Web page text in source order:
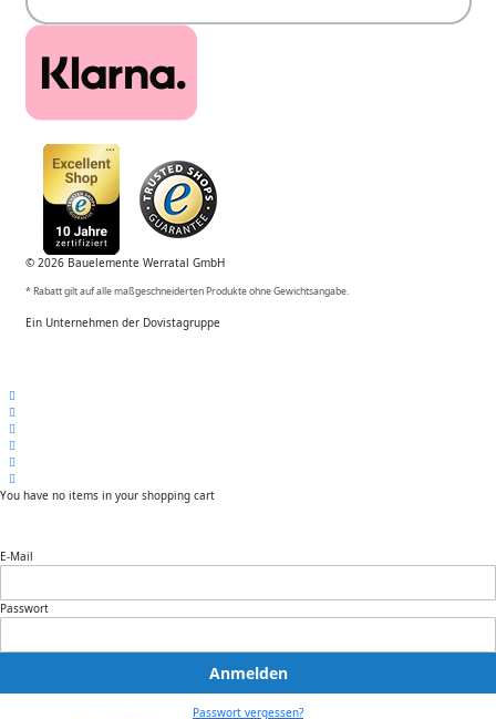
© 2026 Bauelemente Werratal GmbH
* Rabatt gilt auf alle maßgeschneiderten Produkte ohne Gewichtsangabe.
Ein Unternehmen der Dovistagruppe
You have no items in your shopping cart
E-Mail
Passwort
Anmelden
Passwort vergessen?